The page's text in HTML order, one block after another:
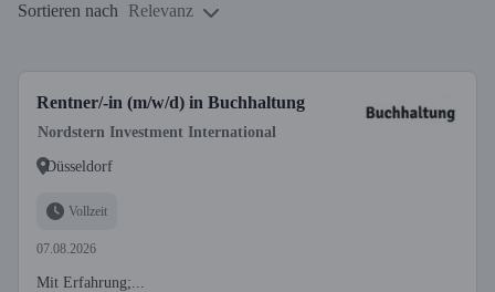
Sortieren nach Relevanz
Rentner/-in (m/w/d) in Buchhaltung
Nordstern Investment International
Düsseldorf
Vollzeit
07.08.2026
Mit Erfahrung;...